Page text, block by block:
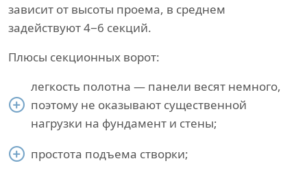
зависит от высоты проема, в среднем
задействуют 4−6 секций.
Плюсы секционных ворот:
легкость полотна — панели весят немного,
поэтому не оказывают существенной
нагрузки на фундамент и стены;
простота подъема створки;